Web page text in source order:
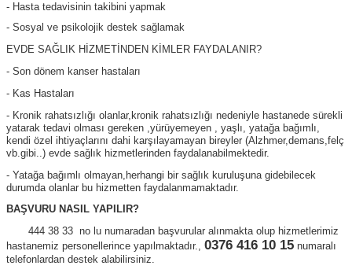
- Hasta tedavisinin takibini yapmak
- Sosyal ve psikolojik destek sağlamak
EVDE SAĞLIK HİZMETİNDEN KİMLER FAYDALANIR?
- Son dönem kanser hastaları
- Kas Hastaları
- Kronik rahatsızlığı olanlar,kronik rahatsızlığı nedeniyle hastanede sürekli
yatarak tedavi olması gereken ,yürüyemeyen , yaşlı, yatağa bağımlı,
kendi özel ihtiyaçlarını dahi karşılayamayan bireyler (Alzhmer,demans,felç
vb.gibi..) evde sağlık hizmetlerinden faydalanabilmektedir.
- Yatağa bağımlı olmayan,herhangi bir sağlık kuruluşuna gidebilecek
durumda olanlar bu hizmetten faydalanmamaktadır.
BAŞVURU NASIL YAPILIR?
444 38 33 no lu numaradan başvurular alınmakta olup hizmetlerimiz
hastanemiz personellerince yapılmaktadır., 0376 416 10 15 numaralı
telefonlardan destek alabilirsiniz.